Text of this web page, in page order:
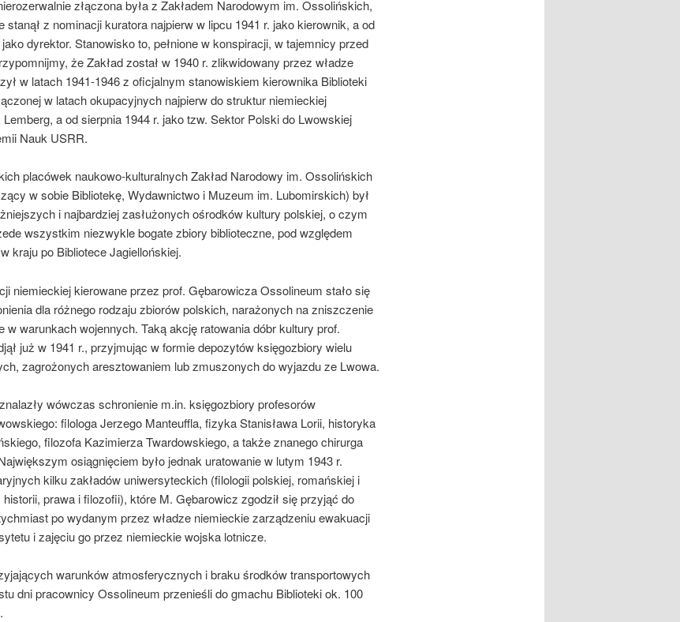
złączona była z Zakładem Narodowym im. Ossolińskich,
stanął z nominacji kuratora najpierw w lipcu 1941 r. jako kierownik, a od
dyrektor. Stanowisko to, pełnione w konspiracji, w tajemnicy przed
że Zakład został w 1940 r. zlikwidowany przez władze
w latach 1941-1946 z oficjalnym stanowiskiem kierownika Biblioteki
w latach okupacyjnych najpierw do struktur niemieckiej
a od sierpnia 1944 r. jako tzw. Sektor Polski do Lwowskiej
Nauk USRR.
placówek naukowo-kulturalnych Zakład Narodowy im. Ossolińskich
w sobie Bibliotekę, Wydawnictwo i Muzeum im. Lubomirskich) był
i najbardziej zasłużonych ośrodków kultury polskiej, o czym
wszystkim niezwykle bogate zbiory biblioteczne, pod względem
kraju po Bibliotece Jagiellońskiej.
niemieckiej kierowane przez prof. Gębarowicza Ossolineum stało się
dla różnego rodzaju zbiorów polskich, narażonych na zniszczenie
w warunkach wojennych. Taką akcję ratowania dóbr kultury prof.
już w 1941 r., przyjmując w formie depozytów księgozbiory wielu
zagrożonych aresztowaniem lub zmuszonych do wyjazdu ze Lwowa.
wówczas schronienie m.in. księgozbiory profesorów
filologa Jerzego Manteuffla, fizyka Stanisława Lorii, historyka
filozofa Kazimierza Twardowskiego, a także znanego chirurga
osiągnięciem było jednak uratowanie w lutym 1943 r.
kilku zakładów uniwersyteckich (filologii polskiej, romańskiej i
prawa i filozofii), które M. Gębarowicz zgodził się przyjąć do
po wydanym przez władze niemieckie zarządzeniu ewakuacji
i zajęciu go przez niemieckie wojska lotnicze.
warunków atmosferycznych i braku środków transportowych
dni pracownicy Ossolineum przenieśli do gmachu Biblioteki ok. 100